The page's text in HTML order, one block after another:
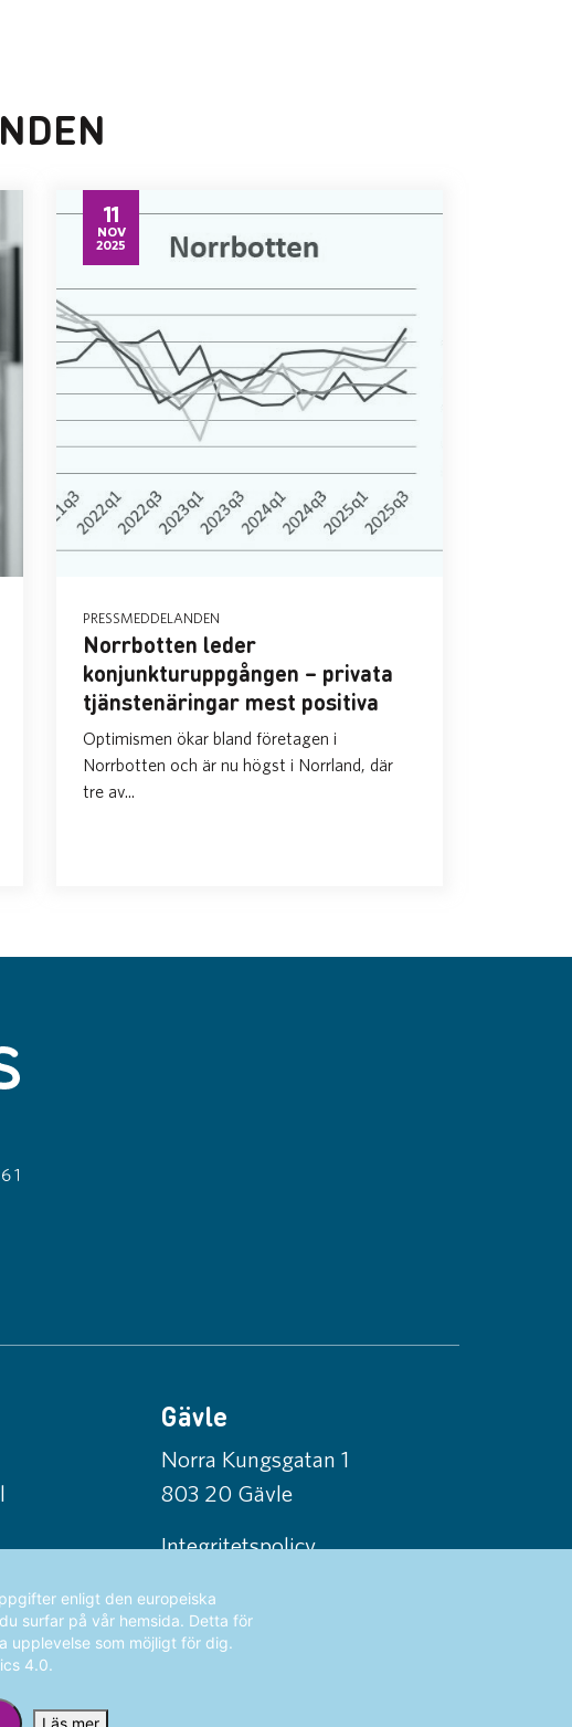
11
NOV
2025
PRESSMEDDELANDEN
Norrbotten leder
konjunkturuppgången – privata
tjänstenäringar mest positiva
Optimismen ökar bland företagen i
Norrbotten och är nu högst i Norrland, där
tre av...
Gävle
Norra Kungsgatan 1
803 20 Gävle
Integritetspolicy
enligt den europeiska
surfar på vår hemsida. Detta för
upplevelse som möjligt för dig.
4.0.
Läs mer